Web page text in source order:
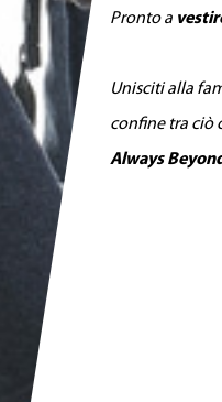
Pronto a
Unisciti alla
confine tra ciò
Always